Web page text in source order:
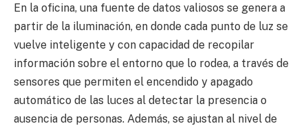
En la oficina, una fuente de datos valiosos se genera a
partir de la iluminación, en donde cada punto de luz se
vuelve inteligente y con capacidad de recopilar
información sobre el entorno que lo rodea, a través de
sensores que permiten el encendido y apagado
automático de las luces al detectar la presencia o
ausencia de personas. Además, se ajustan al nivel de